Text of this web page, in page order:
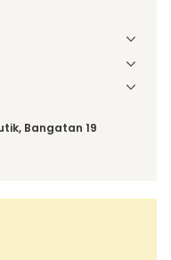
väljer själv i kassan
hela ordern
Bangatan 19